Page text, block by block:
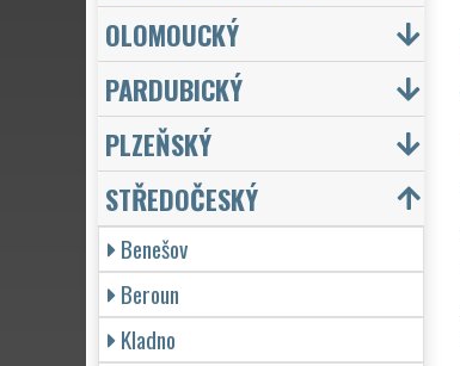
OLOMOUCKÝ
PARDUBICKÝ
PLZEŇSKÝ
STŘEDOČESKÝ
Benešov
Beroun
Kladno